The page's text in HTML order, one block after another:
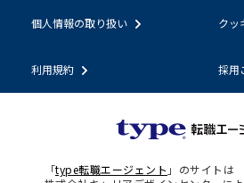
個人情報の取り扱い クッ
利用規約 採用
「type転職エージェント 」のサイトは